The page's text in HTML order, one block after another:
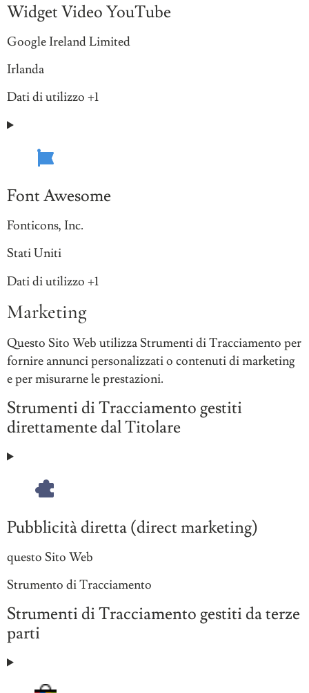
Widget Video YouTube
Azienda:
Google Ireland Limited
Luogo
trattamento:
Irlanda
Dati
trattati:
Dati di utilizzo +1
Font Awesome
Azienda:
Fonticons, Inc.
Luogo
trattamento:
Stati Uniti
Dati
trattati:
Dati di utilizzo +1
Marketing
Questo Sito Web utilizza Strumenti di Tracciamento per
fornire annunci personalizzati o contenuti di marketing
e per misurarne le prestazioni.
Strumenti di Tracciamento gestiti
direttamente dal Titolare
Pubblicità diretta (direct marketing)
Azienda:
questo Sito Web
Dati
trattati:
Strumento di Tracciamento
Strumenti di Tracciamento gestiti da terze
parti